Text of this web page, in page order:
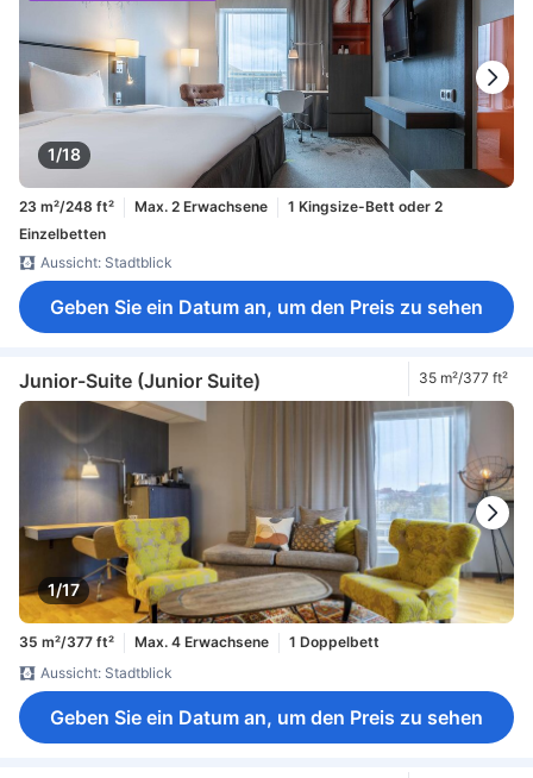
1/18
23 m²/248 ft² Max. 2 Erwachsene
1 Kingsize-Bett oder 2
Einzelbetten
Aussicht: Stadtblick
Geben Sie ein Datum an, um den Preis zu sehen
Junior-Suite (Junior Suite) 35 m²/377 ft²
1/17
35 m²/377 ft² Max. 4 Erwachsene
1 Doppelbett
Aussicht: Stadtblick
Geben Sie ein Datum an, um den Preis zu sehen